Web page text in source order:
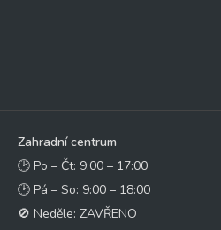
Zahradní centrum
🕑 Po – Čt: 9:00 – 17:00
🕑 Pá – So: 9:00 – 18:00
🚫 Neděle: ZAVŘENO